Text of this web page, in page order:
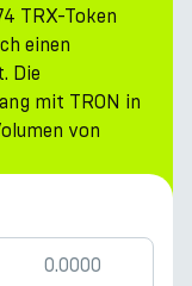
TRX-Token
einen
Die
mit TRON in
von